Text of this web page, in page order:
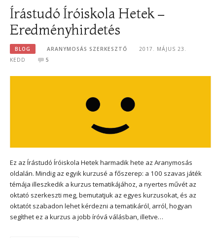
Írástudó Íróiskola Hetek –
Eredményhirdetés
BLOG ARANYMOSÁS SZERKESZTŐ
2017. MÁJUS 23.
KEDD
5
Ez az Írástudó Íróiskola Hetek harmadik hete az Aranymosás
oldalán. Mindig az egyik kurzusé a főszerep: a 100 szavas játék
témája illeszkedik a kurzus tematikájához, a nyertes művét az
oktató szerkeszti meg, bemutatjuk az egyes kurzusokat, és az
oktatót szabadon lehet kérdezni a tematikáról, arról, hogyan
segíthet ez a kurzus a jobb íróvá válásban, illetve…